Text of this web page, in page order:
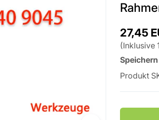
27,45
(Inklusive
Speichern
Produkt